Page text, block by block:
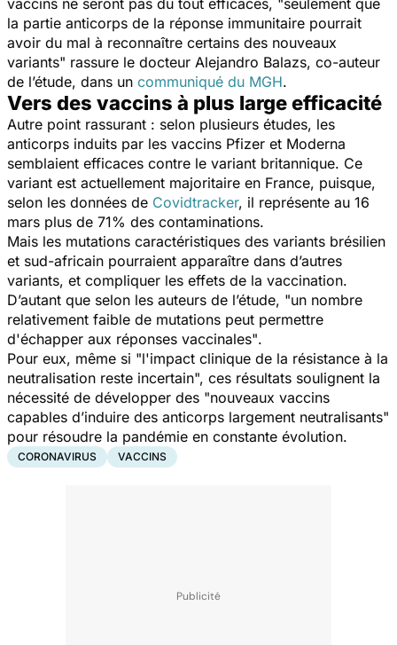
la partie anticorps de la réponse immunitaire pourrait
avoir du mal à reconnaître certains des nouveaux
variants" rassure le docteur Alejandro Balazs, co-auteur
de l’étude, dans un communiqué du MGH.
Vers des vaccins à plus large efficacité
Autre point rassurant : selon plusieurs études, les
anticorps induits par les vaccins Pfizer et Moderna
semblaient efficaces contre le variant britannique. Ce
variant est actuellement majoritaire en France, puisque,
selon les données de Covidtracker, il représente au 16
mars plus de 71% des contaminations.
Mais les mutations caractéristiques des variants brésilien
et sud-africain pourraient apparaître dans d’autres
variants, et compliquer les effets de la vaccination.
D’autant que selon les auteurs de l’étude, "un nombre
relativement faible de mutations peut permettre
d'échapper aux réponses vaccinales".
Pour eux, même si "l'impact clinique de la résistance à la
neutralisation reste incertain", ces résultats soulignent la
nécessité de développer des "nouveaux vaccins
capables d’induire des anticorps largement neutralisants"
pour résoudre la pandémie en constante évolution.
CORONAVIRUS VACCINS